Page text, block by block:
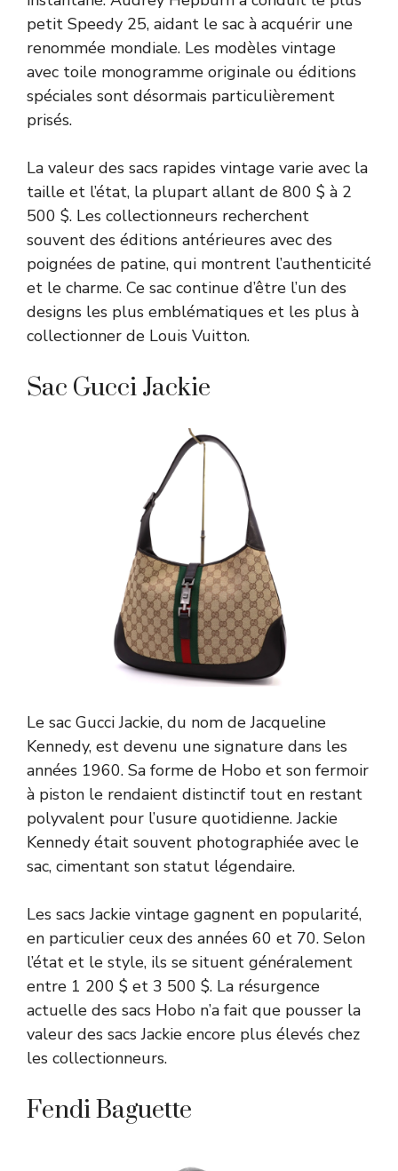
petit Speedy 25, aidant le sac à acquérir une
renommée mondiale. Les modèles vintage
avec toile monogramme originale ou éditions
spéciales sont désormais particulièrement
prisés.
La valeur des sacs rapides vintage varie avec la
taille et l’état, la plupart allant de 800 $ à 2
500 $. Les collectionneurs recherchent
souvent des éditions antérieures avec des
poignées de patine, qui montrent l’authenticité
et le charme. Ce sac continue d’être l’un des
designs les plus emblématiques et les plus à
collectionner de Louis Vuitton.
Sac Gucci Jackie
Le sac Gucci Jackie, du nom de Jacqueline
Kennedy, est devenu une signature dans les
années 1960. Sa forme de Hobo et son fermoir
à piston le rendaient distinctif tout en restant
polyvalent pour l’usure quotidienne. Jackie
Kennedy était souvent photographiée avec le
sac, cimentant son statut légendaire.
Les sacs Jackie vintage gagnent en popularité,
en particulier ceux des années 60 et 70. Selon
l’état et le style, ils se situent généralement
entre 1 200 $ et 3 500 $. La résurgence
actuelle des sacs Hobo n’a fait que pousser la
valeur des sacs Jackie encore plus élevés chez
les collectionneurs.
Fendi Baguette